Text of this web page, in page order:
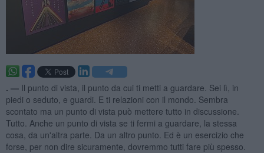
. — Il punto di vista, il punto da cui ti metti a guardare. Sei lì, in
piedi o seduto, e guardi. E ti relazioni con il mondo. Sembra
scontato ma un punto di vista può mettere tutto in discussione.
Tutto. Anche un punto di vista se ti fermi a guardare, la stessa
cosa, da un'altra parte. Da un altro punto. Ed è un esercizio che
forse, per non dire sicuramente, dovremmo tutti fare più spesso.